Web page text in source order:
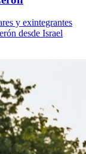
y exintegrantes
desde Israel